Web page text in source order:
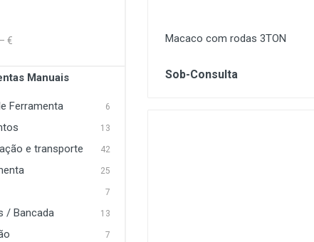
– €
Manuais
Ferramenta 6
13
e transporte 42
25
7
/ Bancada 13
7
Macaco com rodas 3TON
Sob-Consulta